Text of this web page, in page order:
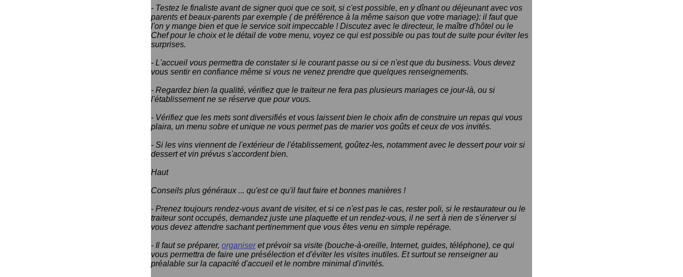
- Testez le finaliste avant de signer quoi que ce soit, si c'est possible, en y dînant ou déjeunant avec vos
parents et beaux-parents par exemple ( de préférence à la même saison que votre mariage): il faut que
l'on y mange bien et que le service soit impeccable ! Discutez avec le directeur, le maître d'hôtel ou le
Chef pour le choix et le détail de votre menu, voyez ce qui est possible ou pas tout de suite pour éviter les
surprises.
- L'accueil vous permettra de constater si le courant passe ou si ce n'est que du business. Vous devez
vous sentir en confiance même si vous ne venez prendre que quelques renseignements.
- Regardez bien la qualité, vérifiez que le traiteur ne fera pas plusieurs mariages ce jour-là, ou si
l'établissement ne se réserve que pour vous.
- Vérifiez que les mets sont diversifiés et vous laissent bien le choix afin de construire un repas qui vous
plaira, un menu sobre et unique ne vous permet pas de marier vos goûts et ceux de vos invités.
- Si les vins viennent de l'extérieur de l'établissement, goûtez-les, notamment avec le dessert pour voir si
dessert et vin prévus s'accordent bien.
Haut
Conseils plus généraux ... qu'est ce qu'il faut faire et bonnes manières !
- Prenez toujours rendez-vous avant de visiter, et si ce n'est pas le cas, rester poli, si le restaurateur ou le
traiteur sont occupés, demandez juste une plaquette et un rendez-vous, il ne sert à rien de s'énerver si
vous devez attendre sachant pertinemment que vous êtes venu en simple repérage.
- Il faut se préparer, organiseret prévoir sa visite (bouche-à-oreille, Internet, guides, téléphone), ce qui
vous permettra de faire une présélection et d'éviter les visites inutiles. Et surtout se renseigner au
préalable sur la capacité d'accueil et le nombre minimal d'invités.